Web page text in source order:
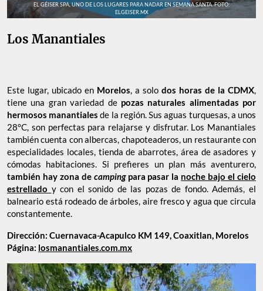
EL GÉISER SPA, UNO DE LOS LUGARES PARA NADAR EN SEMANA SANTA. FOTO:
ELGEISER.MX
Los Manantiales
Este lugar, ubicado en Morelos, a solo dos horas de la CDMX,
tiene una gran variedad de pozas naturales alimentadas por
hermosos manantialesde la región. Sus aguas turquesas, a unos
28°C, son perfectas para relajarse y disfrutar. Los Manantiales
también cuenta con albercas, chapoteaderos, un restaurante con
especialidades locales, tienda de abarrotes, área de asadores y
cómodas habitaciones. Si prefieres un plan más aventurero,
también hay zona de camping para pasar la noche bajo el cielo
estrellado y con el sonido de las pozas de fondo. Además, el
balneario está rodeado de árboles, aire fresco y agua que circula
constantemente.
Dirección: Cuernavaca-Acapulco KM 149, Coaxitlan, Morelos
Página: losmanantiales.com.mx